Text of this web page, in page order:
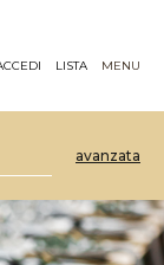
LISTA MENU
avanzata